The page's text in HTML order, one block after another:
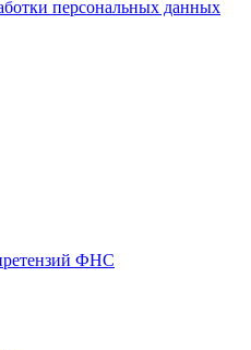
персональных данных
ФНС